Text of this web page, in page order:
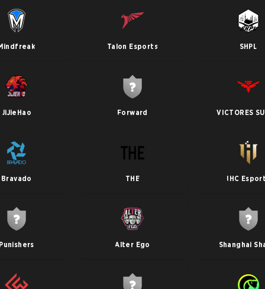
Talon Esports SHPL
JiJieHao Forward VICTORES
Bravado THE IHC
Alter Ego Shanghai